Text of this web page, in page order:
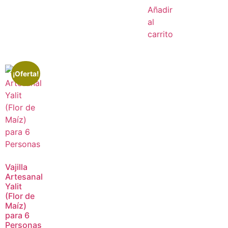
Añadir
al
carrito
¡Oferta!
Vajilla
Artesanal
Yalit
(Flor de
Maíz)
para 6
Personas